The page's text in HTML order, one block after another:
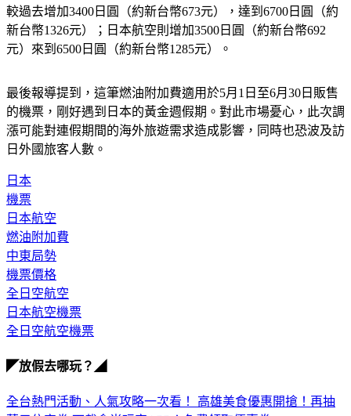
較過去增加3400日圓（約新台幣673元），達到6700日圓（約
新台幣1326元）；日本航空則增加3500日圓（約新台幣692
元）來到6500日圓（約新台幣1285元）。
最後報導提到，這筆燃油附加費適用於5月1日至6月30日販售
的機票，剛好遇到日本的黃金週假期。對此市場憂心，此次調
漲可能對連假期間的海外旅遊需求造成影響，同時也恐波及訪
日外國旅客人數。
日本
機票
日本航空
燃油附加費
中東局勢
機票價格
全日空航空
日本航空機票
全日空航空機票
◤放假去哪玩？◢
全台熱門活動、人氣攻略一次看！ 高雄美食優惠開搶！再抽